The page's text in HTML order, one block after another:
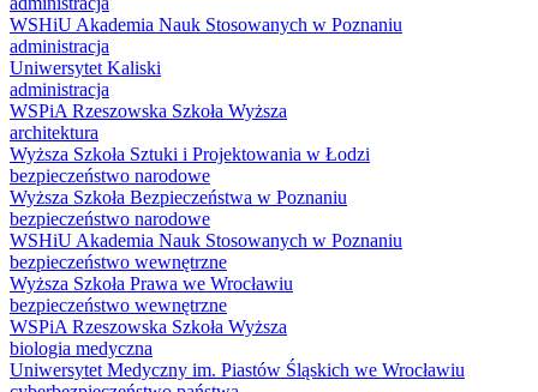
WSHiU Akademia Nauk Stosowanych w Poznaniu
administracja
Uniwersytet Kaliski
administracja
WSPiA Rzeszowska Szkoła Wyższa
architektura
Wyższa Szkoła Sztuki i Projektowania w Łodzi
bezpieczeństwo narodowe
Wyższa Szkoła Bezpieczeństwa w Poznaniu
bezpieczeństwo narodowe
WSHiU Akademia Nauk Stosowanych w Poznaniu
bezpieczeństwo wewnętrzne
Wyższa Szkoła Prawa we Wrocławiu
bezpieczeństwo wewnętrzne
WSPiA Rzeszowska Szkoła Wyższa
biologia medyczna
Uniwersytet Medyczny im. Piastów Śląskich we Wrocławiu